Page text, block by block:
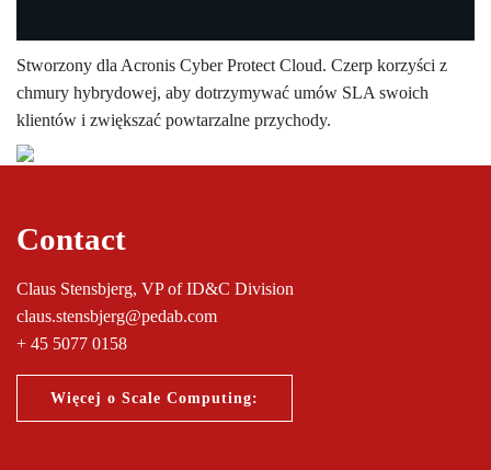
Stworzony dla Acronis Cyber Protect Cloud. Czerp korzyści z
chmury hybrydowej, aby dotrzymywać umów SLA swoich
klientów i zwiększać powtarzalne przychody.
Contact
Claus Stensbjerg, VP of ID&C Division
claus.stensbjerg@pedab.com
+ 45 5077 0158
Więcej o Scale Computing: